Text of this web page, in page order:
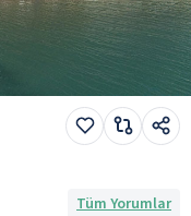
Tüm Yorumlar